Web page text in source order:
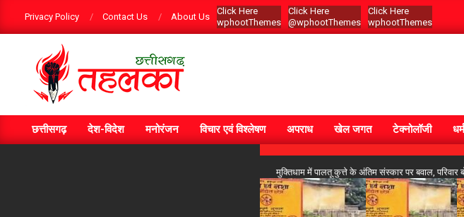
to
Privacy Policy Contact Us About Us
Click Here
wphootThemes
Click Here
@wphootThemes
Click Here
wphootThemes
CGTEHELKA
Primary
छत्तीसगढ़ देश-विदेश मनोरंजन विचार एवं विश्लेषण अपराध खेल जगत टेक्नोलॉजी धर्म
मुक्तिधाम में पालतू कुत्ते के अंतिम संस्कार पर बवाल,